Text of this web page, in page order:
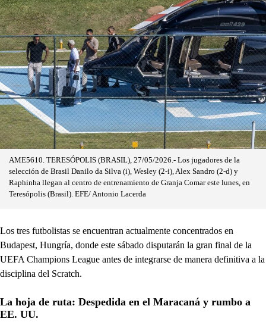
AME5610. TERESÓPOLIS (BRASIL), 27/05/2026.- Los jugadores de la
selección de Brasil Danilo da Silva (i), Wesley (2-i), Alex Sandro (2-d) y
Raphinha llegan al centro de entrenamiento de Granja Comar este lunes, en
Teresópolis (Brasil). EFE/ Antonio Lacerda
Los tres futbolistas se encuentran actualmente concentrados en
Budapest, Hungría, donde este sábado disputarán la gran final de la
UEFA Champions League antes de integrarse de manera definitiva a la
disciplina del Scratch.
La hoja de ruta: Despedida en el Maracaná y rumbo a
EE. UU.